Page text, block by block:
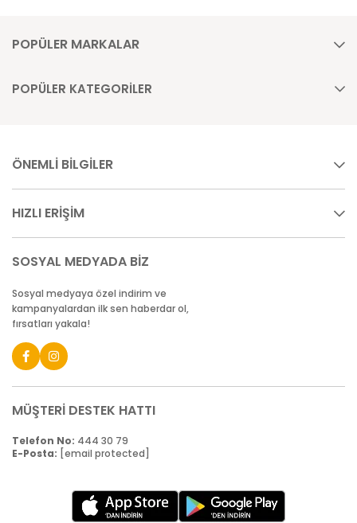
POPÜLER MARKALAR
POPÜLER KATEGORİLER
ÖNEMLİ BİLGİLER
HIZLI ERİŞİM
SOSYAL MEDYADA BİZ
Sosyal medyaya özel indirim ve
kampanyalardan ilk sen haberdar ol,
fırsatları yakala!
MÜŞTERİ DESTEK HATTI
Telefon No: 444 30 79
E-Posta: [email protected]